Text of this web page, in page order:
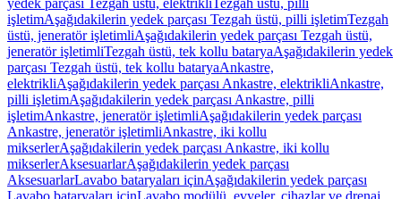
yedek parçası Tezgah üstü, elektrikli Tezgah üstü, pilli
işletimAşağıdakilerin yedek parçası Tezgah üstü, pilli işletimTezgah
üstü, jeneratör işletimliAşağıdakilerin yedek parçası Tezgah üstü,
jeneratör işletimliTezgah üstü, tek kollu bataryaAşağıdakilerin yedek
parçası Tezgah üstü, tek kollu bataryaAnkastre,
elektrikliAşağıdakilerin yedek parçası Ankastre, elektrikliAnkastre,
pilli işletimAşağıdakilerin yedek parçası Ankastre, pilli
işletimAnkastre, jeneratör işletimliAşağıdakilerin yedek parçası
Ankastre, jeneratör işletimliAnkastre, iki kollu
mikserlerAşağıdakilerin yedek parçası Ankastre, iki kollu
mikserlerAksesuarlarAşağıdakilerin yedek parçası
AksesuarlarLavabo bataryaları içinAşağıdakilerin yedek parçası
Lavabo bataryaları içinLavabo modülü, evyeler, cihazlar ve drenaj